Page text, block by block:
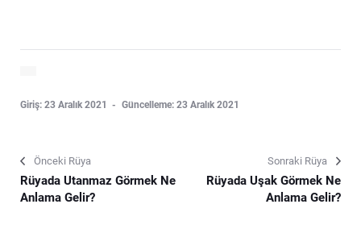
Giriş: 23 Aralık 2021 Güncelleme: 23 Aralık 2021
Önceki Rüya
Rüyada Utanmaz Görmek Ne
Anlama Gelir?
Sonraki Rüya
Rüyada Uşak Görmek Ne
Anlama Gelir?